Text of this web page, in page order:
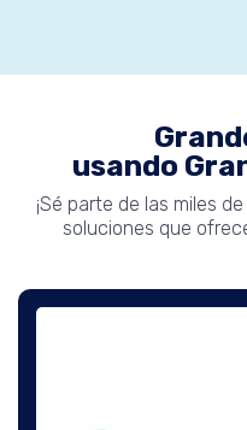
usando
¡Sé parte de las miles
soluciones que